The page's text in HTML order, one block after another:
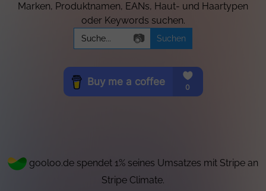
Marken, Produktnamen, EANs, Haut- und Haartypen
oder Keywords suchen.
Search
for:
📷
gooloo.de spendet 1% seines Umsatzes mit Stripe an
Stripe Climate.